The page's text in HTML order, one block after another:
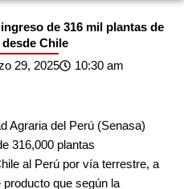
de 316 mil plantas de
Chile
29, 2025 10:30 am
Agraria del Perú (Senasa)
316,000 plantas
al Perú por vía terrestre, a
que según la